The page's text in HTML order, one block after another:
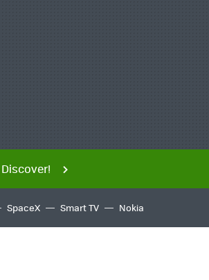
SpaceX Smart TV Nokia